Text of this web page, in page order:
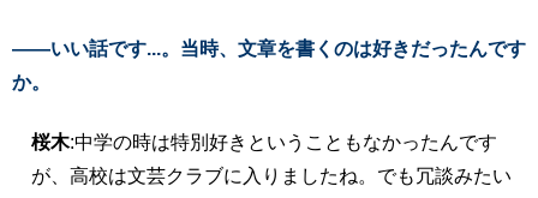
――いい話です...。当時、文章を書くのは好きだったんです
か。
桜木:中学の時は特別好きということもなかったんです
が、高校は文芸クラブに入りましたね。でも冗談みたい